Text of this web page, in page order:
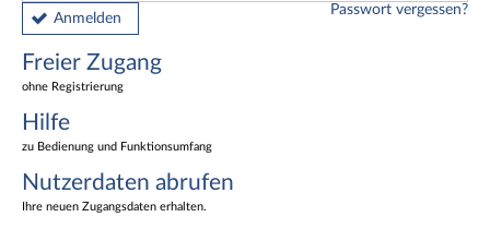
Anmelden
Passwort vergessen?
Freier Zugang
ohne Registrierung
Hilfe
zu Bedienung und Funktionsumfang
Nutzerdaten abrufen
Ihre neuen Zugangsdaten erhalten.